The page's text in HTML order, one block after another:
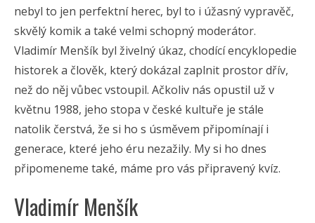
nebyl to jen perfektní herec, byl to i úžasný vypravěč,
skvělý komik a také velmi schopný moderátor.
Vladimír Menšík byl živelný úkaz, chodící encyklopedie
historek a člověk, který dokázal zaplnit prostor dřív,
než do něj vůbec vstoupil. Ačkoliv nás opustil už v
květnu 1988, jeho stopa v české kultuře je stále
natolik čerstvá, že si ho s úsměvem připomínají i
generace, které jeho éru nezažily. My si ho dnes
připomeneme také, máme pro vás připravený kvíz.
Vladimír Menšík